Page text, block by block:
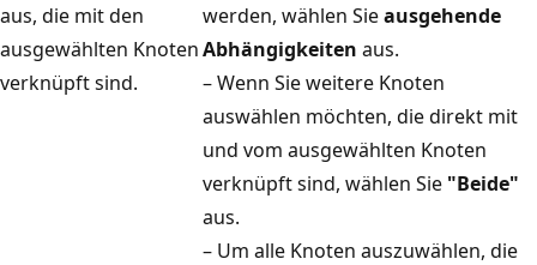
aus, die mit den
ausgewählten Knoten
verknüpft sind.
werden, wählen Sieausgehende
Abhängigkeiten aus.
– Wenn Sie weitere Knoten
auswählen möchten, die direkt mit
und vom ausgewählten Knoten
verknüpft sind, wählen Sie "Beide"
aus.
– Um alle Knoten auszuwählen, die